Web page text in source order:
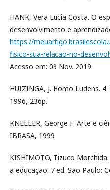
HANK, Vera Lucia Costa. O
desenvolvimento e
https://
fisico-sua-relacao-no-
Acesso em: 09 Nov. 2019.
HUIZINGA, J. Homo Ludens.
1996, 236p.
KNELLER, George F. Arte e
IBRASA, 1999.
KISHIMOTO, Tizuco
a educação. 7 ed. São Paulo: